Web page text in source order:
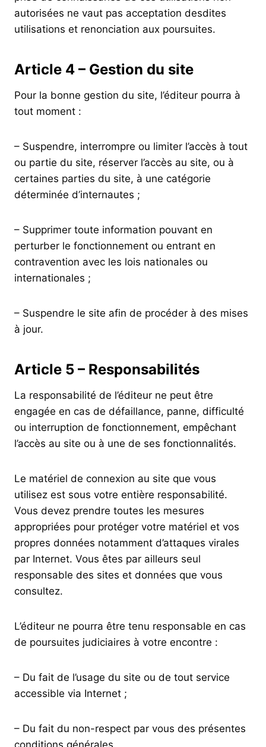
autorisées ne vaut pas acceptation desdites
utilisations et renonciation aux poursuites.
Article 4 – Gestion du site
Pour la bonne gestion du site, l’éditeur pourra à
tout moment :
– Suspendre, interrompre ou limiter l’accès à tout
ou partie du site, réserver l’accès au site, ou à
certaines parties du site, à une catégorie
déterminée d’internautes ;
– Supprimer toute information pouvant en
perturber le fonctionnement ou entrant en
contravention avec les lois nationales ou
internationales ;
– Suspendre le site afin de procéder à des mises
à jour.
Article 5 – Responsabilités
La responsabilité de l’éditeur ne peut être
engagée en cas de défaillance, panne, difficulté
ou interruption de fonctionnement, empêchant
l’accès au site ou à une de ses fonctionnalités.
Le matériel de connexion au site que vous
utilisez est sous votre entière responsabilité.
Vous devez prendre toutes les mesures
appropriées pour protéger votre matériel et vos
propres données notamment d’attaques virales
par Internet. Vous êtes par ailleurs seul
responsable des sites et données que vous
consultez.
L’éditeur ne pourra être tenu responsable en cas
de poursuites judiciaires à votre encontre :
– Du fait de l’usage du site ou de tout service
accessible via Internet ;
– Du fait du non-respect par vous des présentes
conditions générales.